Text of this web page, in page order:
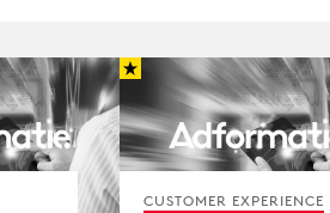
CUSTOMER EXPERIENCE